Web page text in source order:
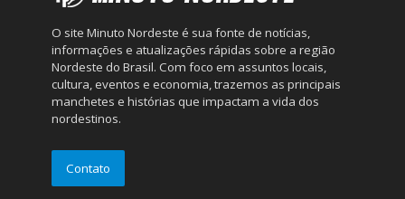
O site Minuto Nordeste é sua fonte de notícias,
informações e atualizações rápidas sobre a região
Nordeste do Brasil. Com foco em assuntos locais,
cultura, eventos e economia, trazemos as principais
manchetes e histórias que impactam a vida dos
nordestinos.
Contato